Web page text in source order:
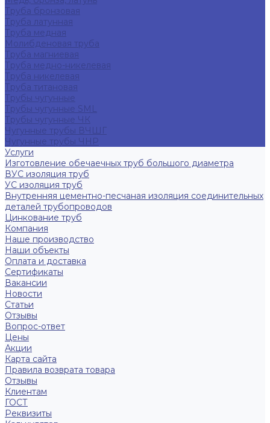
Труба бронзовая
Труба латунная
Труба медная
Молибденовая труба
Труба магниевая
Труба медно-никелевая
Труба никелевая
Труба титановая
Трубы чугунные
Трубы чугунные SML
Трубы чугунные ЧК
Чугунные трубы ВЧШГ
Чугунные трубы ЧНР
Услуги
Изготовление обечаечных труб большого диаметра
ВУС изоляция труб
УС изоляция труб
Внутренняя цементно-песчаная изоляция соединительных
деталей трубопроводов
Цинкование труб
Компания
Наше производство
Наши объекты
Оплата и доставка
Сертификаты
Вакансии
Новости
Статьи
Отзывы
Вопрос-ответ
Цены
Акции
Карта сайта
Правила возврата товара
Отзывы
Клиентам
ГОСТ
Реквизиты